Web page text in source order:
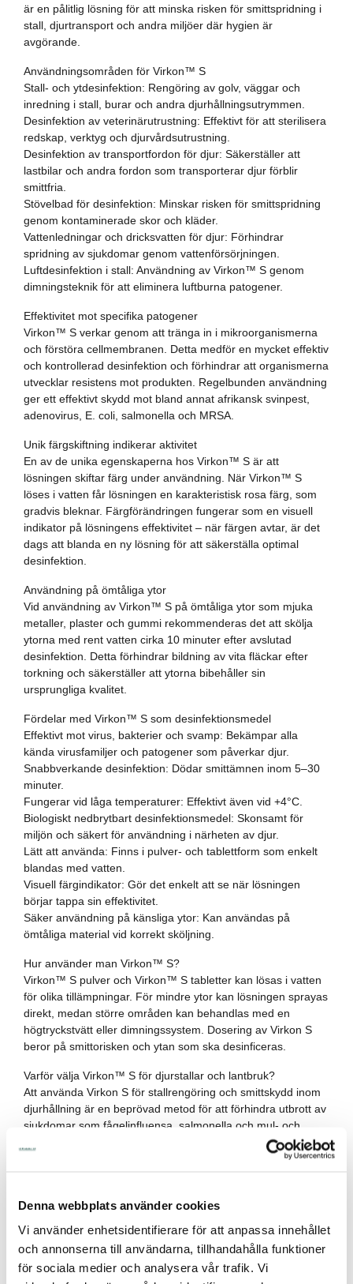
Denna webbplats använder cookies
Vi använder enhetsidentifierare för att anpassa innehållet
och annonserna till användarna, tillhandahålla funktioner
för sociala medier och analysera vår trafik. Vi
är en pålitlig lösning för att minska risken för smittspridning i
stall, djurtransport och andra miljöer där hygien är
avgörande.
Användningsområden för Virkon™ S
Stall- och ytdesinfektion: Rengöring av golv, väggar och
inredning i stall, burar och andra djurhållningsutrymmen.
Desinfektion av veterinärutrustning: Effektivt för att sterilisera
redskap, verktyg och djurvårdsutrustning.
Desinfektion av transportfordon för djur: Säkerställer att
lastbilar och andra fordon som transporterar djur förblir
smittfria.
Stövelbad för desinfektion: Minskar risken för smittspridning
genom kontaminerade skor och kläder.
Vattenledningar och dricksvatten för djur: Förhindrar
spridning av sjukdomar genom vattenförsörjningen.
Luftdesinfektion i stall: Användning av Virkon™ S genom
dimningsteknik för att eliminera luftburna patogener.
Effektivitet mot specifika patogener
Virkon™ S verkar genom att tränga in i mikroorganismerna
och förstöra cellmembranen. Detta medför en mycket effektiv
och kontrollerad desinfektion och förhindrar att organismerna
utvecklar resistens mot produkten. Regelbunden användning
ger ett effektivt skydd mot bland annat afrikansk svinpest,
adenovirus, E. coli, salmonella och MRSA.
Unik färgskiftning indikerar aktivitet
En av de unika egenskaperna hos Virkon™ S är att
lösningen skiftar färg under användning. När Virkon™ S
löses i vatten får lösningen en karakteristisk rosa färg, som
gradvis bleknar. Färgförändringen fungerar som en visuell
indikator på lösningens effektivitet – när färgen avtar, är det
dags att blanda en ny lösning för att säkerställa optimal
desinfektion.
Användning på ömtåliga ytor
Vid användning av Virkon™ S på ömtåliga ytor som mjuka
metaller, plaster och gummi rekommenderas det att skölja
ytorna med rent vatten cirka 10 minuter efter avslutad
desinfektion. Detta förhindrar bildning av vita fläckar efter
torkning och säkerställer att ytorna bibehåller sin
ursprungliga kvalitet.
Fördelar med Virkon™ S som desinfektionsmedel
Effektivt mot virus, bakterier och svamp: Bekämpar alla
kända virusfamiljer och patogener som påverkar djur.
Snabbverkande desinfektion: Dödar smittämnen inom 5–30
minuter.
Fungerar vid låga temperaturer: Effektivt även vid +4°C.
Biologiskt nedbrytbart desinfektionsmedel: Skonsamt för
miljön och säkert för användning i närheten av djur.
Lätt att använda: Finns i pulver- och tablettform som enkelt
blandas med vatten.
Visuell färgindikator: Gör det enkelt att se när lösningen
börjar tappa sin effektivitet.
Säker användning på känsliga ytor: Kan användas på
ömtåliga material vid korrekt sköljning.
Hur använder man Virkon™ S?
Virkon™ S pulver och Virkon™ S tabletter kan lösas i vatten
för olika tillämpningar. För mindre ytor kan lösningen sprayas
direkt, medan större områden kan behandlas med en
högtryckstvätt eller dimningssystem. Dosering av Virkon S
beror på smittorisken och ytan som ska desinficeras.
Varför välja Virkon™ S för djurstallar och lantbruk?
Att använda Virkon S för stallrengöring och smittskydd inom
djurhållning är en beprövad metod för att förhindra utbrott av
sjukdomar som fågelinfluensa, salmonella och mul- och
desinfektionsmedlen för lantbruk, tack vare dess höga
Dokumentationer
Du kanske också är intresserad av